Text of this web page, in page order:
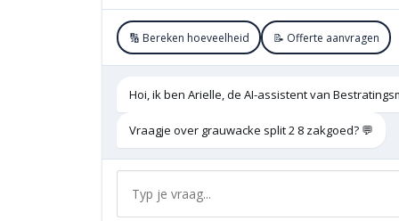
🔢 Bereken hoeveelheid 📝 Offerte aanvragen
Hoi, ik ben Arielle, de AI-assistent van
Vraagje over grauwacke split 2 8 zakgoed? 💬